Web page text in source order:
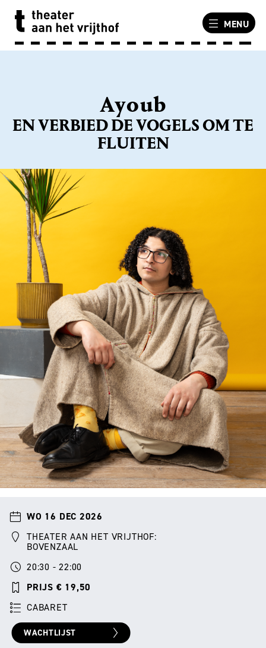
MENU
EN VERBIED DE VOGELS OM TE
FLUITEN
Ayoub
WO 16 DEC 2026
THEATER AAN HET VRIJTHOF:
BOVENZAAL
20:30 - 22:00
PRIJS € 19,50
CABARET
WACHTLIJST